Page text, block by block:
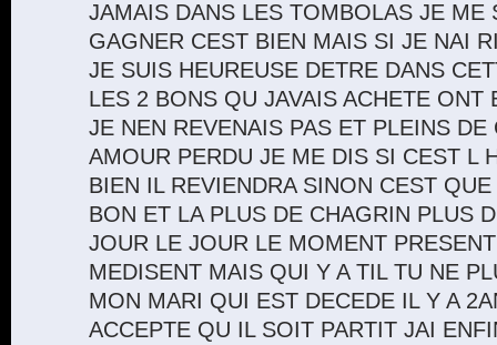
JAMAIS DANS LES TOMBOLAS JE ME
GAGNER CEST BIEN MAIS SI JE NAI
JE SUIS HEUREUSE DETRE DANS
LES 2 BONS QU JAVAIS ACHETE ONT
JE NEN REVENAIS PAS ET PLEINS
AMOUR PERDU JE ME DIS SI CEST L
BIEN IL REVIENDRA SINON CEST
BON ET LA PLUS DE CHAGRIN PLUS
JOUR LE JOUR LE MOMENT
MEDISENT MAIS QUI Y A TIL TU NE
MON MARI QUI EST DECEDE IL Y A
ACCEPTE QU IL SOIT PARTIT JAI